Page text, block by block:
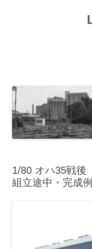
1/80 オハ35戦後
組立途中・完成例